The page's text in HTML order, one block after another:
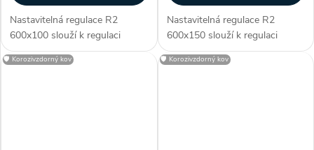
Nastavitelná regulace R2
600x100 slouží k regulaci
průtoku vzduchu. Regulace je
určena pro
Nastavitelná regulace R2
600x150 slouží k regulaci
průtoku vzduchu. Regulace je
určena pro
🛡️ Korozivzdorný kov 🛡️ Korozivzdorný kov